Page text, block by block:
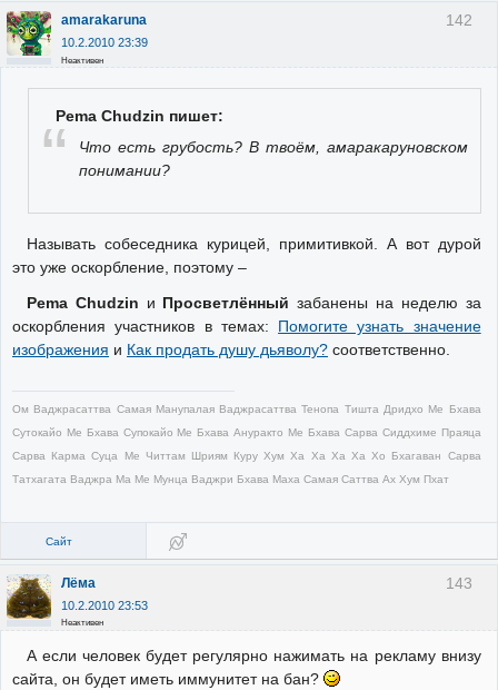
142
amarakaruna
10.2.2010 23:39
Неактивен
Pema Chudzin пишет:
Что есть грубость? В твоём, амаракаруновском
понимании?
Называть собеседника курицей, примитивкой. А вот дурой
это уже оскорбление, поэтому –
Pema Chudzin и Просветлённый забанены на неделю за
оскорбления участников в темах: Помогите узнать значение
изображения и Как продать душу дьяволу? соответственно.
Ом Ваджрасаттва Самая Манупалая Ваджрасаттва Тенопа Тишта Дридхо Ме Бхава
Сутокайо Ме Бхава Супокайо Ме Бхава Ануракто Ме Бхава Сарва Сиддхиме Праяца
Сарва Карма Суца Ме Читтам Шриям Куру Хум Ха Ха Ха Ха Хо Бхагаван Сарва
Татхагата Ваджра Ма Ме Мунца Ваджри Бхава Маха Самая Саттва Ах Хум Пхат
Сайт
143
Лёма
10.2.2010 23:53
Неактивен
А если человек будет регулярно нажимать на рекламу внизу
сайта, он будет иметь иммунитет на бан?